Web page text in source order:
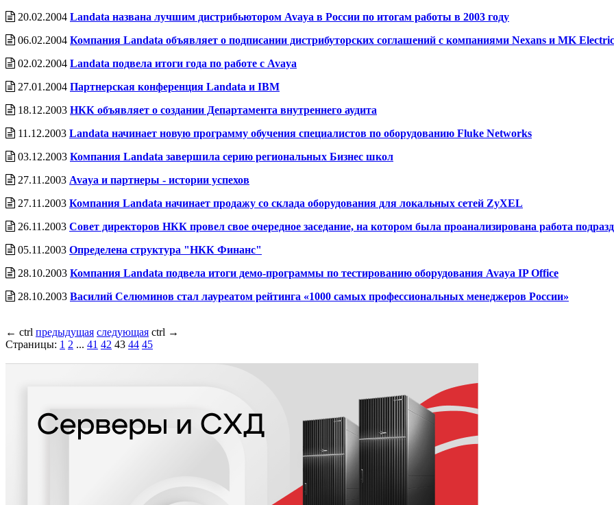
20.02.2004 Landata названа лучшим дистрибьютором Avaya в России по итогам работы в 2003 году
06.02.2004 Компания Landata объявляет о подписании дистрибуторских соглашений с компаниями Nexans и MK
02.02.2004 Landata подвела итоги года по работе с Avaya
27.01.2004 Партнерская конференция Landata и IBM
18.12.2003 НКК объявляет о создании Департамента внутреннего аудита
11.12.2003 Landata начинает новую программу обучения специалистов по оборудованию Fluke Networks
03.12.2003 Компания Landata завершила серию региональных Бизнес школ
27.11.2003 Avaya и партнеры - истории успехов
27.11.2003 Компания Landata начинает продажу со склада оборудования для локальных сетей ZyXEL
26.11.2003 Совет директоров НКК провел свое очередное заседание, на котором была проанализирована работа
05.11.2003 Определена структура "НКК Финанс"
28.10.2003 Компания Landata подвела итоги демо-программы по тестированию оборудования Avaya IP Office
28.10.2003 Василий Селюминов стал лауреатом рейтинга «1000 самых профессиональных менеджеров России»
← ctrl предыдущая следующая ctrl →
Страницы: 1 2 ... 41 42 43 44 45